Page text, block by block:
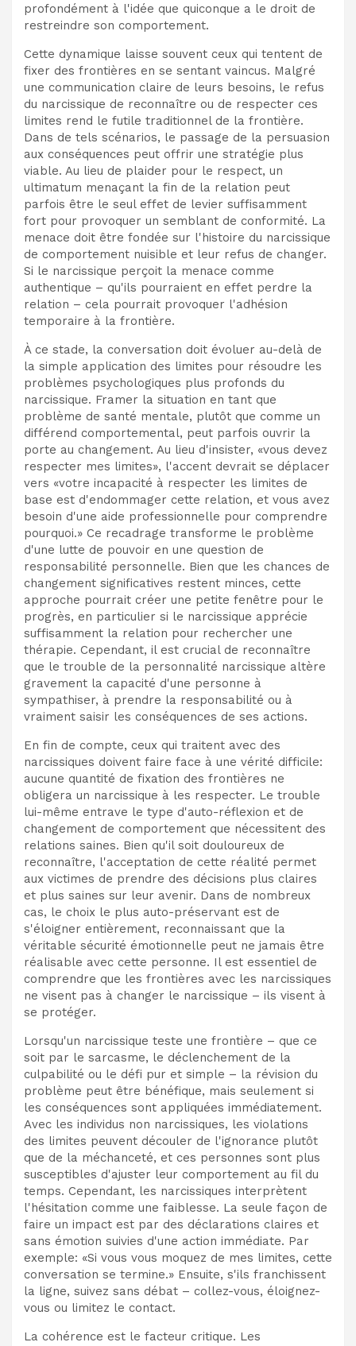
profondément à l'idée que quiconque a le droit de
restreindre son comportement.
Cette dynamique laisse souvent ceux qui tentent de
fixer des frontières en se sentant vaincus. Malgré
une communication claire de leurs besoins, le refus
du narcissique de reconnaître ou de respecter ces
limites rend le futile traditionnel de la frontière.
Dans de tels scénarios, le passage de la persuasion
aux conséquences peut offrir une stratégie plus
viable. Au lieu de plaider pour le respect, un
ultimatum menaçant la fin de la relation peut
parfois être le seul effet de levier suffisamment
fort pour provoquer un semblant de conformité. La
menace doit être fondée sur l'histoire du narcissique
de comportement nuisible et leur refus de changer.
Si le narcissique perçoit la menace comme
authentique – qu'ils pourraient en effet perdre la
relation – cela pourrait provoquer l'adhésion
temporaire à la frontière.
À ce stade, la conversation doit évoluer au-delà de
la simple application des limites pour résoudre les
problèmes psychologiques plus profonds du
narcissique. Framer la situation en tant que
problème de santé mentale, plutôt que comme un
différend comportemental, peut parfois ouvrir la
porte au changement. Au lieu d'insister, «vous devez
respecter mes limites», l'accent devrait se déplacer
vers «votre incapacité à respecter les limites de
base est d'endommager cette relation, et vous avez
besoin d'une aide professionnelle pour comprendre
pourquoi.» Ce recadrage transforme le problème
d'une lutte de pouvoir en une question de
responsabilité personnelle. Bien que les chances de
changement significatives restent minces, cette
approche pourrait créer une petite fenêtre pour le
progrès, en particulier si le narcissique apprécie
suffisamment la relation pour rechercher une
thérapie. Cependant, il est crucial de reconnaître
que le trouble de la personnalité narcissique altère
gravement la capacité d'une personne à
sympathiser, à prendre la responsabilité ou à
vraiment saisir les conséquences de ses actions.
En fin de compte, ceux qui traitent avec des
narcissiques doivent faire face à une vérité difficile:
aucune quantité de fixation des frontières ne
obligera un narcissique à les respecter. Le trouble
lui-même entrave le type d'auto-réflexion et de
changement de comportement que nécessitent des
relations saines. Bien qu'il soit douloureux de
reconnaître, l'acceptation de cette réalité permet
aux victimes de prendre des décisions plus claires
et plus saines sur leur avenir. Dans de nombreux
cas, le choix le plus auto-préservant est de
s'éloigner entièrement, reconnaissant que la
véritable sécurité émotionnelle peut ne jamais être
réalisable avec cette personne. Il est essentiel de
comprendre que les frontières avec les narcissiques
ne visent pas à changer le narcissique – ils visent à
se protéger.
Lorsqu'un narcissique teste une frontière – que ce
soit par le sarcasme, le déclenchement de la
culpabilité ou le défi pur et simple – la révision du
problème peut être bénéfique, mais seulement si
les conséquences sont appliquées immédiatement.
Avec les individus non narcissiques, les violations
des limites peuvent découler de l'ignorance plutôt
que de la méchanceté, et ces personnes sont plus
susceptibles d'ajuster leur comportement au fil du
temps. Cependant, les narcissiques interprètent
l'hésitation comme une faiblesse. La seule façon de
faire un impact est par des déclarations claires et
sans émotion suivies d'une action immédiate. Par
exemple: «Si vous vous moquez de mes limites, cette
conversation se termine.» Ensuite, s'ils franchissent
la ligne, suivez sans débat – collez-vous, éloignez-
vous ou limitez le contact.
La cohérence est le facteur critique. Les